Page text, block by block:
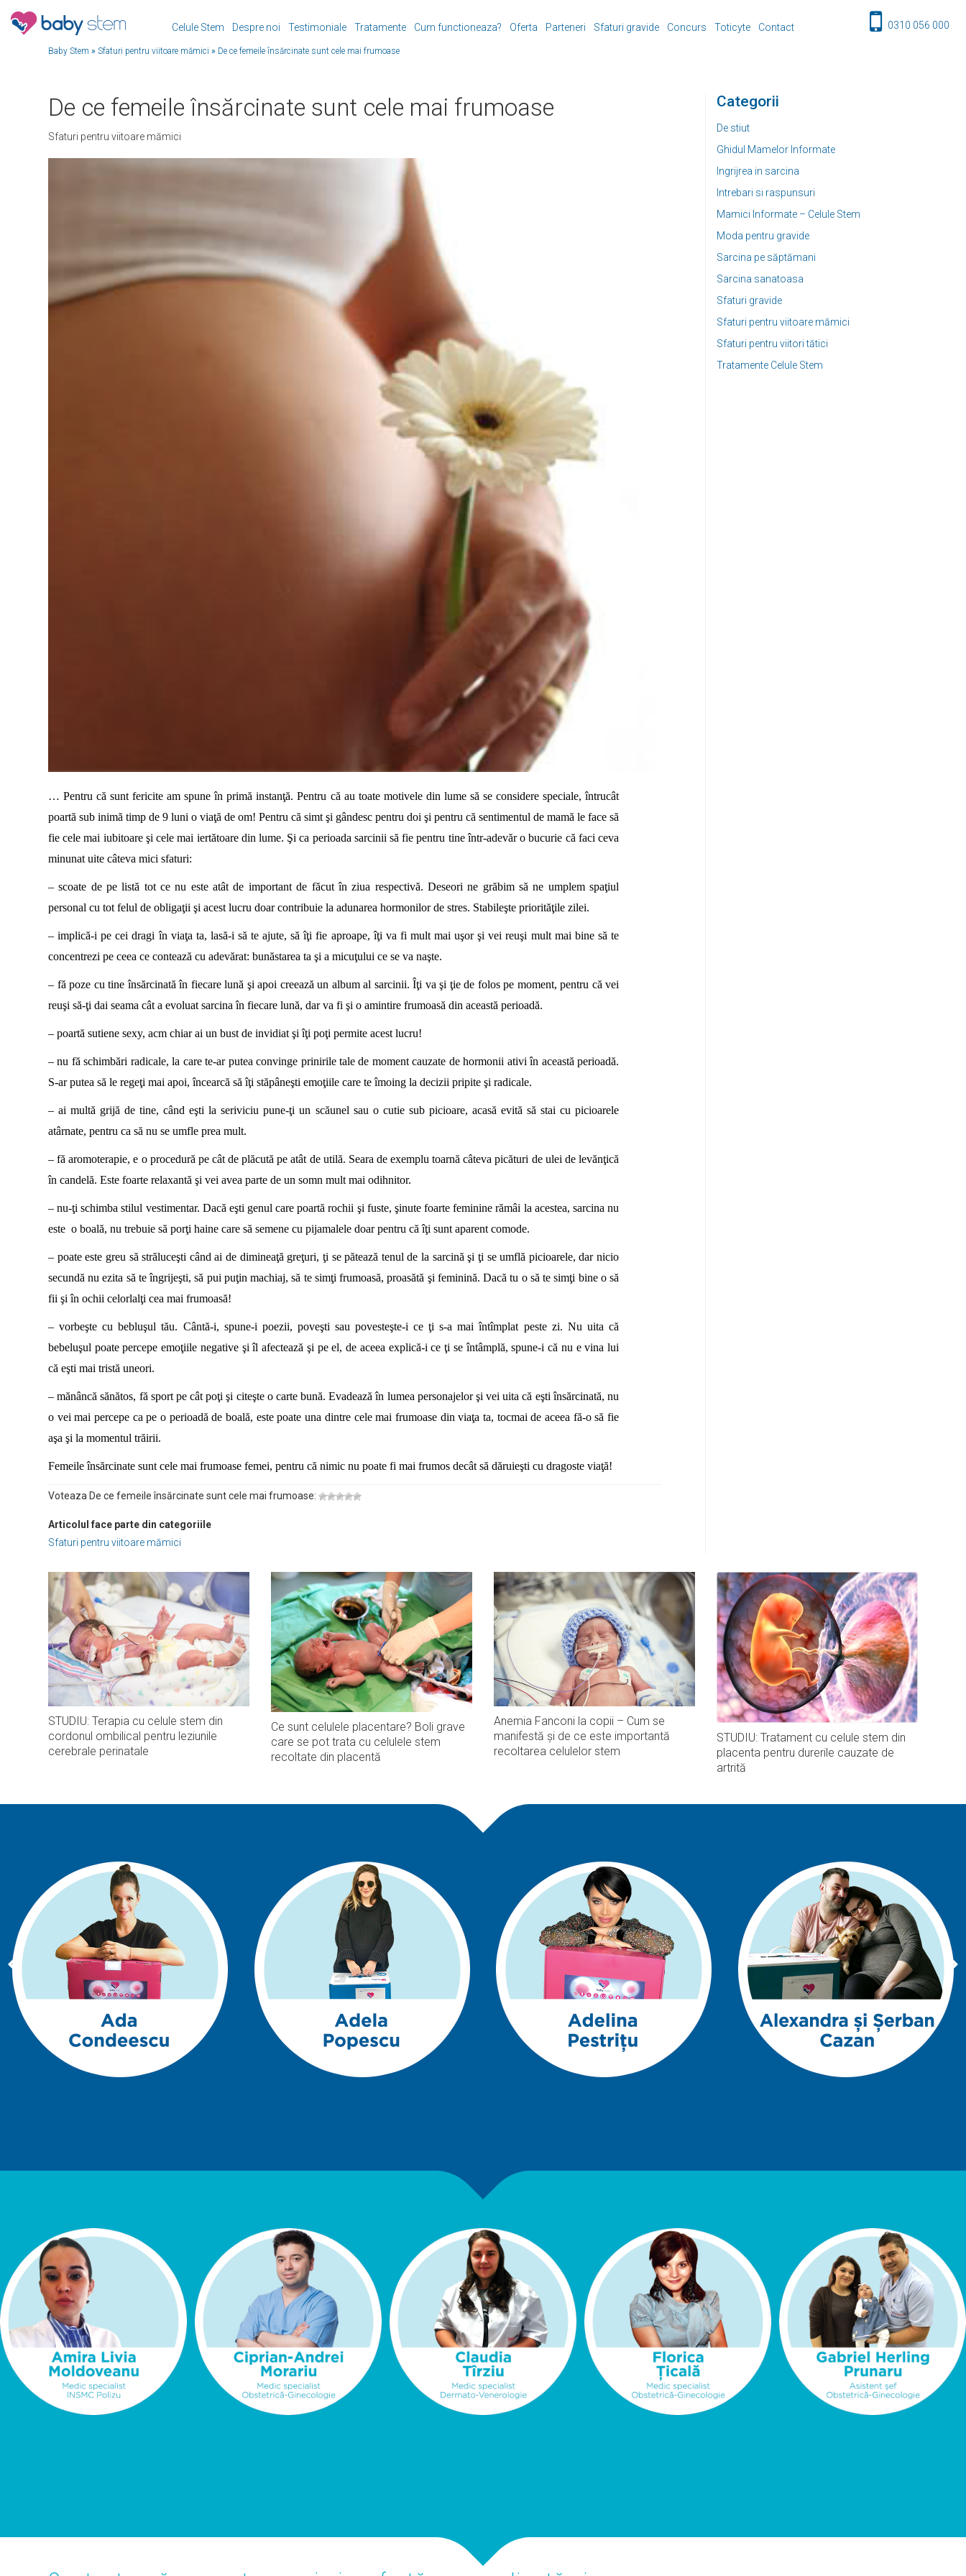
Celule Stem Despre noi Testimoniale Tratamente Cum functioneaza? Oferta Parteneri Sfaturi gravide Concurs Toticyte Contact 0310 056 000
Baby Stem » Sfaturi pentru viitoare mămici » De ce femeile însărcinate sunt cele mai frumoase
Categorii
De stiut
Ghidul Mamelor Informate
Ingrijrea in sarcina
Intrebari si raspunsuri
Mamici Informate – Celule Stem
Moda pentru gravide
Sarcina pe săptămani
Sarcina sanatoasa
Sfaturi gravide
Sfaturi pentru viitoare mămici
Sfaturi pentru viitori tătici
Tratamente Celule Stem
De ce femeile însărcinate sunt cele mai frumoase
Sfaturi pentru viitoare mămici
… Pentru că sunt fericite am spune în primă instanţă. Pentru că au toate motivele din lume să se considere speciale, întrucât
poartă sub inimă timp de 9 luni o viaţă de om! Pentru că simt şi gândesc pentru doi şi pentru că sentimentul de mamă le face să
fie cele mai iubitoare şi cele mai iertătoare din lume. Şi ca perioada sarcinii să fie pentru tine într-adevăr o bucurie că faci ceva
minunat uite câteva mici sfaturi:
– scoate de pe listă tot ce nu este atât de important de făcut în ziua respectivă. Deseori ne grăbim să ne umplem spaţiul
personal cu tot felul de obligaţii şi acest lucru doar contribuie la adunarea hormonilor de stres. Stabileşte priorităţile zilei.
– implică-i pe cei dragi în viaţa ta, lasă-i să te ajute, să îţi fie aproape, îţi va fi mult mai uşor şi vei reuşi mult mai bine să te
concentrezi pe ceea ce contează cu adevărat: bunăstarea ta şi a micuţului ce se va naşte.
– fă poze cu tine însărcinată în fiecare lună şi apoi creează un album al sarcinii. Îţi va şi ţie de folos pe moment, pentru că vei
reuşi să-ţi dai seama cât a evoluat sarcina în fiecare lună, dar va fi şi o amintire frumoasă din această perioadă.
– poartă sutiene sexy, acm chiar ai un bust de invidiat şi îţi poţi permite acest lucru!
– nu fă schimbări radicale, la care te-ar putea convinge prinirile tale de moment cauzate de hormonii ativi în această perioadă.
S-ar putea să le regeţi mai apoi, încearcă să îţi stăpâneşti emoţiile care te îmoing la decizii pripite şi radicale.
– ai multă grijă de tine, când eşti la seriviciu pune-ţi un scăunel sau o cutie sub picioare, acasă evită să stai cu picioarele
atârnate, pentru ca să nu se umfle prea mult.
– fă aromoterapie, e o procedură pe cât de plăcută pe atât de utilă. Seara de exemplu toarnă câteva picături de ulei de levănţică
în candelă. Este foarte relaxantă şi vei avea parte de un somn mult mai odihnitor.
– nu-ţi schimba stilul vestimentar. Dacă eşti genul care poartă rochii şi fuste, şinute foarte feminine rămâi la acestea, sarcina nu
este o boală, nu trebuie să porţi haine care să semene cu pijamalele doar pentru că îţi sunt aparent comode.
– poate este greu să străluceşti când ai de dimineaţă greţuri, ţi se pătează tenul de la sarcină şi ţi se umflă picioarele, dar nicio
secundă nu ezita să te îngrijeşti, să pui puţin machiaj, să te simţi frumoasă, proasătă şi feminină. Dacă tu o să te simţi bine o să
fii şi în ochii celorlalţi cea mai frumoasă!
– vorbeşte cu bebluşul tău. Cântă-i, spune-i poezii, poveşti sau povesteşte-i ce ţi s-a mai întîmplat peste zi. Nu uita că
bebeluşul poate percepe emoţiile negative şi îl afectează şi pe el, de aceea explică-i ce ţi se întâmplă, spune-i că nu e vina lui
că eşti mai tristă uneori.
– mănâncă sănătos, fă sport pe cât poţi şi citeşte o carte bună. Evadează în lumea personajelor şi vei uita că eşti însărcinată, nu
o vei mai percepe ca pe o perioadă de boală, este poate una dintre cele mai frumoase din viaţa ta, tocmai de aceea fă-o să fie
aşa şi la momentul trăirii.
Femeile însărcinate sunt cele mai frumoase femei, pentru că nimic nu poate fi mai frumos decât să dăruieşti cu dragoste viaţă!
Voteaza De ce femeile însărcinate sunt cele mai frumoase:
Articolul face parte din categoriile
Sfaturi pentru viitoare mămici
STUDIU: Terapia cu celule stem din
cordonul ombilical pentru leziunile
cerebrale perinatale
Ce sunt celulele placentare? Boli grave
care se pot trata cu celulele stem
recoltate din placentă
Anemia Fanconi la copii – Cum se
manifestă și de ce este importantă
recoltarea celulelor stem
STUDIU: Tratament cu celule stem din
placenta pentru durerile cauzate de
artrită